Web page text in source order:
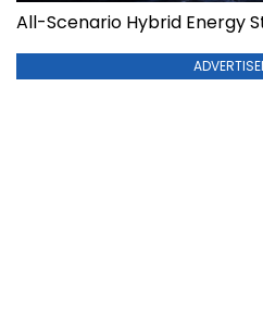
All-Scenario Hybrid Energy